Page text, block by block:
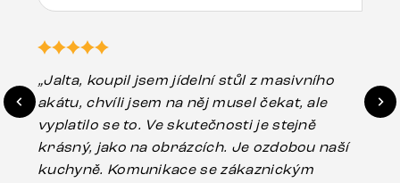
„Jalta, koupil jsem jídelní stůl z masivního
akátu, chvíli jsem na něj musel čekat, ale
vyplatilo se to. Ve skutečnosti je stejně
krásný, jako na obrázcích. Je ozdobou naší
kuchyně. Komunikace se zákaznickým